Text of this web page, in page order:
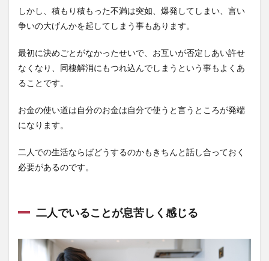
しかし、積もり積もった不満は突如、爆発してしまい、言い
争いの大げんかを起してしまう事もあります。
最初に決めごとがなかったせいで、お互いが否定しあい許せ
なくなり、同棲解消にもつれ込んでしまうという事もよくあ
ることです。
お金の使い道は自分のお金は自分で使うと言うところが発端
になります。
二人での生活ならばどうするのかもきちんと話し合っておく
必要があるのです。
二人でいることが息苦しく感じる